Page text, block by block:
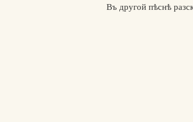
Въ другой пѣснѣ